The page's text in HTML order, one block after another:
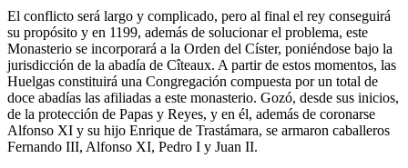
El conflicto será largo y complicado, pero al final el rey conseguirá
su propósito y en 1199, además de solucionar el problema, este
Monasterio se incorporará a la Orden del Císter, poniéndose bajo la
jurisdicción de la abadía de Cîteaux. A partir de estos momentos, las
Huelgas constituirá una Congregación compuesta por un total de
doce abadías las afiliadas a este monasterio. Gozó, desde sus inicios,
de la protección de Papas y Reyes, y en él, además de coronarse
Alfonso XI y su hijo Enrique de Trastámara, se armaron caballeros
Fernando III, Alfonso XI, Pedro I y Juan II.